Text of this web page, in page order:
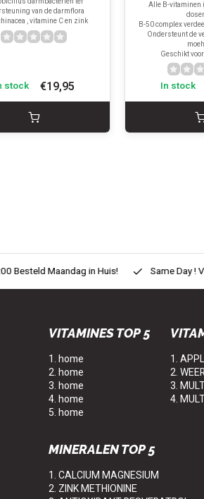
van de darmflora
, vitamine C en zink
€19,95
stock
Alle B-vitaminen
B-50 complex
Ondersteunt de
Geschikt
In stock
Besteld Maandag in Huis! Same Day !
VITAMINES TOP 5
1. home
2. home
3. home
4. home
5. home
1.
2.
3.
4.
MINERALEN TOP 5
1. CALCIUM MAGNESIUM
2. ZINK METHIONINE